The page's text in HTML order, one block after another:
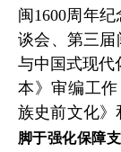
闽1600周年
谈会、第三届
与中国式现代
本》审编工
族史前文化》
脚于强化保障